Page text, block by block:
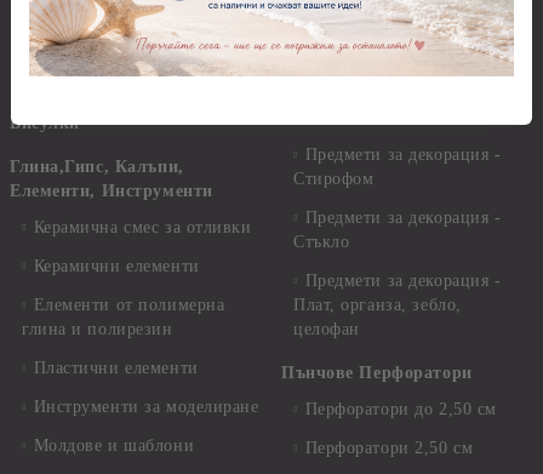
Мъниста
Декоративен пясък и
камъчета
Висулки
Глина,Гипс, Калъпи,
Елементи, Инструменти
Керамична смес за отливки
Керамични елементи
Елементи от полимерна
глина и полирезин
Пластични елементи
Инструменти за моделиране
Молдове и шаблони
Предмети за декорация -
МДФ
Предмети за декорация -
Стирофом
Предмети за декорация -
Стъкло
Предмети за декорация -
Плат, органза, зебло,
целофан
Пънчове Перфоратори
Перфоратори до 2,50 см
Перфоратори 2,50 см